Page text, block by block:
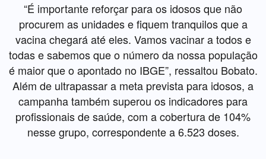
“É importante reforçar para os idosos que não
procurem as unidades e fiquem tranquilos que a
vacina chegará até eles. Vamos vacinar a todos e
todas e sabemos que o número da nossa população
é maior que o apontado no IBGE”, ressaltou Bobato.
Além de ultrapassar a meta prevista para idosos, a
campanha também superou os indicadores para
profissionais de saúde, com a cobertura de 104%
nesse grupo, correspondente a 6.523 doses.